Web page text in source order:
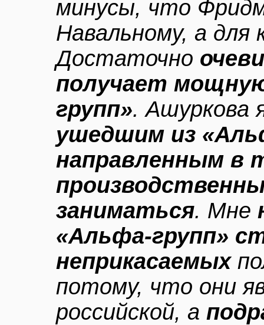
минусы, что
Навальному, а
Достаточно
получает
групп». Ашуркова
ушедшим из
направленным в
заниматься. Мне
«Альфа-групп»
неприкасаемых
потому, что они
российской, а